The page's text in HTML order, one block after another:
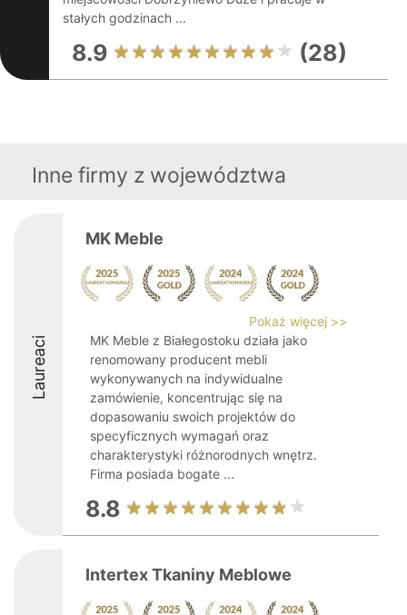
stałych godzinach ...
8.9 (28)
Inne firmy z województwa
Laureaci
MK Meble
Pokaż więcej >>
MK Meble z Białegostoku działa jako
renomowany producent mebli
wykonywanych na indywidualne
zamówienie, koncentrując się na
dopasowaniu swoich projektów do
specyficznych wymagań oraz
charakterystyki różnorodnych wnętrz.
Firma posiada bogate ...
8.8
Intertex Tkaniny Meblowe